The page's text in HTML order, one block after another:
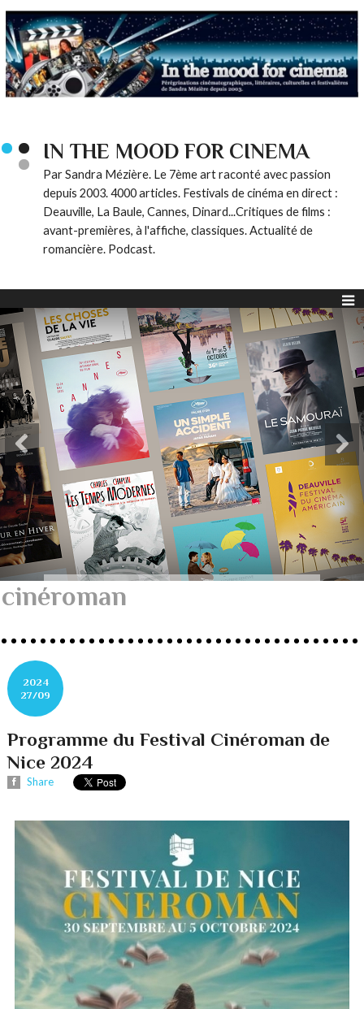
IN THE MOOD FOR CINEMA
Par Sandra Mézière. Le 7ème art raconté avec passion
depuis 2003. 4000 articles. Festivals de cinéma en direct :
Deauville, La Baule, Cannes, Dinard...Critiques de films :
avant-premières, à l'affiche, classiques. Actualité de
romancière. Podcast.
cinéroman
2024
27/09
Programme du Festival Cinéroman de
Nice 2024
Share